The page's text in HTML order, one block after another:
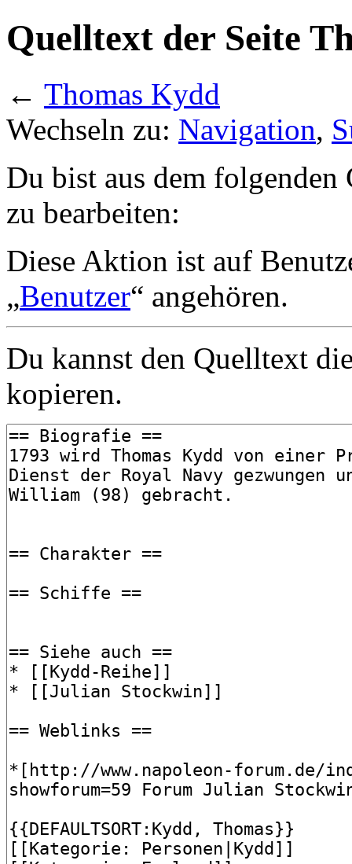
Quelltext der Seite
← Thomas Kydd
Wechseln zu: Navigation,
Du bist aus dem
zu bearbeiten:
Diese Aktion ist auf
„Benutzer“ angehören.
Du kannst den Quelltext
kopieren.